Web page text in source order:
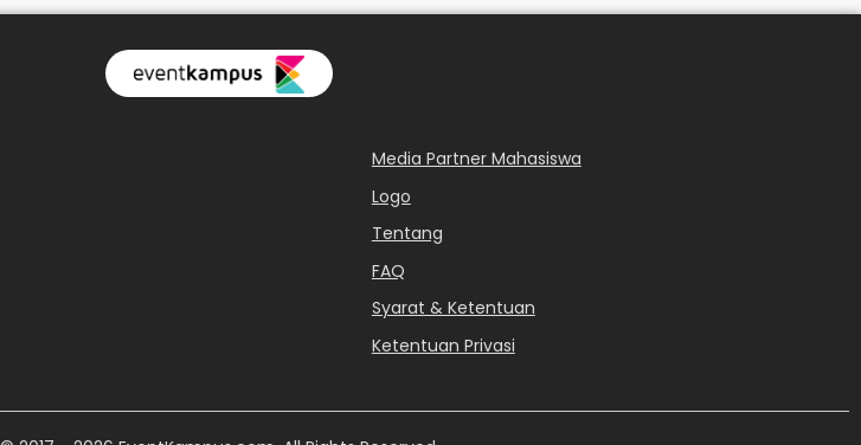
Media Partner Mahasiswa
Logo
Tentang
FAQ
Syarat & Ketentuan
Ketentuan Privasi